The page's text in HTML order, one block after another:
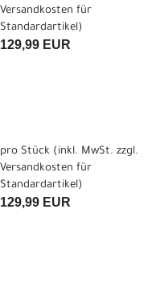
Versandkosten für
Standardartikel)
129,99 EUR
pro Stück (inkl. MwSt. zzgl.
Versandkosten für
Standardartikel)
129,99 EUR